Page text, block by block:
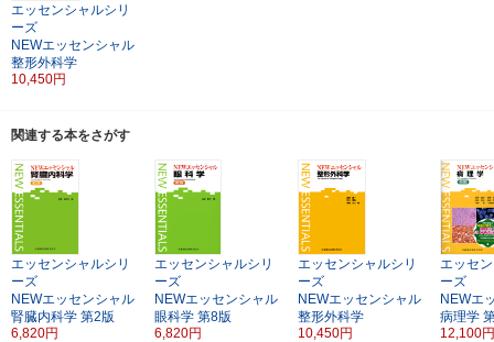
エッセンシャルシリ
ーズ
NEWエッセンシャル
整形外科学
10,450円
関連する本をさがす
エッセンシャルシリ
ーズ
NEWエッセンシャル
腎臓内科学 第2版
6,820円
エッセンシャルシリ
ーズ
NEWエッセンシャル
眼科学 第8版
6,820円
エッセンシャルシリ
ーズ
NEWエッセンシャル
整形外科学
10,450円
エッセ
ーズ
NEWエ
病理学
12,100